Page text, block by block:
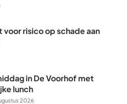
voor risico op schade aan
in De Voorhof met
lunch
2026